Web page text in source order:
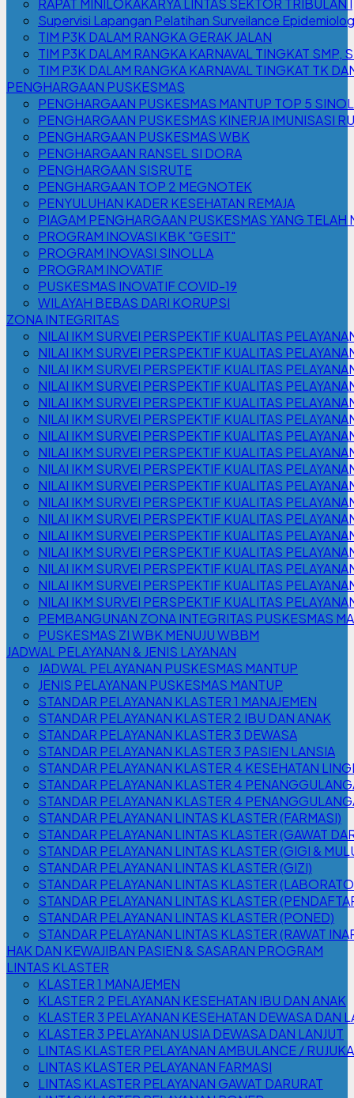
RAPAT MINILOKAKARYA LINTAS SEKTOR TRIBULAN I
Supervisi Lapangan Pelatihan Surveilance
TIM P3K DALAM RANGKA GERAK JALAN
TIM P3K DALAM RANGKA KARNAVAL TINGKAT SMP,
TIM P3K DALAM RANGKA KARNAVAL TINGKAT TK
PENGHARGAAN PUSKESMAS
PENGHARGAAN PUSKESMAS MANTUP TOP 5
PENGHARGAAN PUSKESMAS KINERJA IMUNISASI
PENGHARGAAN PUSKESMAS WBK
PENGHARGAAN RANSEL SI DORA
PENGHARGAAN SISRUTE
PENGHARGAAN TOP 2 MEGNOTEK
PENYULUHAN KADER KESEHATAN REMAJA
PIAGAM PENGHARGAAN PUSKESMAS YANG
PROGRAM INOVASI KBK "GESIT"
PROGRAM INOVASI SINOLLA
PROGRAM INOVATIF
PUSKESMAS INOVATIF COVID-19
WILAYAH BEBAS DARI KORUPSI
ZONA INTEGRITAS
NILAI IKM SURVEI PERSPEKTIF KUALITAS
NILAI IKM SURVEI PERSPEKTIF KUALITAS
NILAI IKM SURVEI PERSPEKTIF KUALITAS
NILAI IKM SURVEI PERSPEKTIF KUALITAS
NILAI IKM SURVEI PERSPEKTIF KUALITAS
NILAI IKM SURVEI PERSPEKTIF KUALITAS
NILAI IKM SURVEI PERSPEKTIF KUALITAS
NILAI IKM SURVEI PERSPEKTIF KUALITAS
NILAI IKM SURVEI PERSPEKTIF KUALITAS
NILAI IKM SURVEI PERSPEKTIF KUALITAS
NILAI IKM SURVEI PERSPEKTIF KUALITAS
NILAI IKM SURVEI PERSPEKTIF KUALITAS
NILAI IKM SURVEI PERSPEKTIF KUALITAS
NILAI IKM SURVEI PERSPEKTIF KUALITAS
NILAI IKM SURVEI PERSPEKTIF KUALITAS
NILAI IKM SURVEI PERSPEKTIF KUALITAS
NILAI IKM SURVEI PERSPEKTIF KUALITAS
PEMBANGUNAN ZONA INTEGRITAS PUSKESMAS
PUSKESMAS ZI WBK MENUJU WBBM
JADWAL PELAYANAN & JENIS LAYANAN
JADWAL PELAYANAN PUSKESMAS MANTUP
JENIS PELAYANAN PUSKESMAS MANTUP
STANDAR PELAYANAN KLASTER 1 MANAJEMEN
STANDAR PELAYANAN KLASTER 2 IBU DAN ANAK
STANDAR PELAYANAN KLASTER 3 DEWASA
STANDAR PELAYANAN KLASTER 3 PASIEN LANSIA
STANDAR PELAYANAN KLASTER 4 KESEHATAN
STANDAR PELAYANAN KLASTER 4
STANDAR PELAYANAN KLASTER 4
STANDAR PELAYANAN LINTAS KLASTER (FARMASI)
STANDAR PELAYANAN LINTAS KLASTER (GAWAT
STANDAR PELAYANAN LINTAS KLASTER (GIGI &
STANDAR PELAYANAN LINTAS KLASTER (GIZI)
STANDAR PELAYANAN LINTAS KLASTER
STANDAR PELAYANAN LINTAS KLASTER
STANDAR PELAYANAN LINTAS KLASTER (PONED)
STANDAR PELAYANAN LINTAS KLASTER (RAWAT
HAK DAN KEWAJIBAN PASIEN & SASARAN PROGRAM
LINTAS KLASTER
KLASTER 1 MANAJEMEN
KLASTER 2 PELAYANAN KESEHATAN IBU DAN ANAK
KLASTER 3 PELAYANAN KESEHATAN DEWASA DAN
KLASTER 3 PELAYANAN USIA DEWASA DAN LANJUT
LINTAS KLASTER PELAYANAN AMBULANCE /
LINTAS KLASTER PELAYANAN FARMASI
LINTAS KLASTER PELAYANAN GAWAT DARURAT